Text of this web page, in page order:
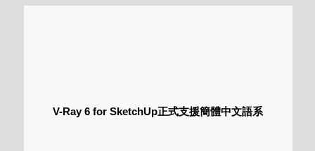
V-Ray 6 for SketchUp正式支援簡體中文語系